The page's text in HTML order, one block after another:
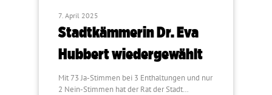
7. April 2025
Stadtkämmerin Dr. Eva
Hubbert wiedergewählt
Mit 73 Ja-Stimmen bei 3 Enthaltungen und nur
2 Nein-Stimmen hat der Rat der Stadt…